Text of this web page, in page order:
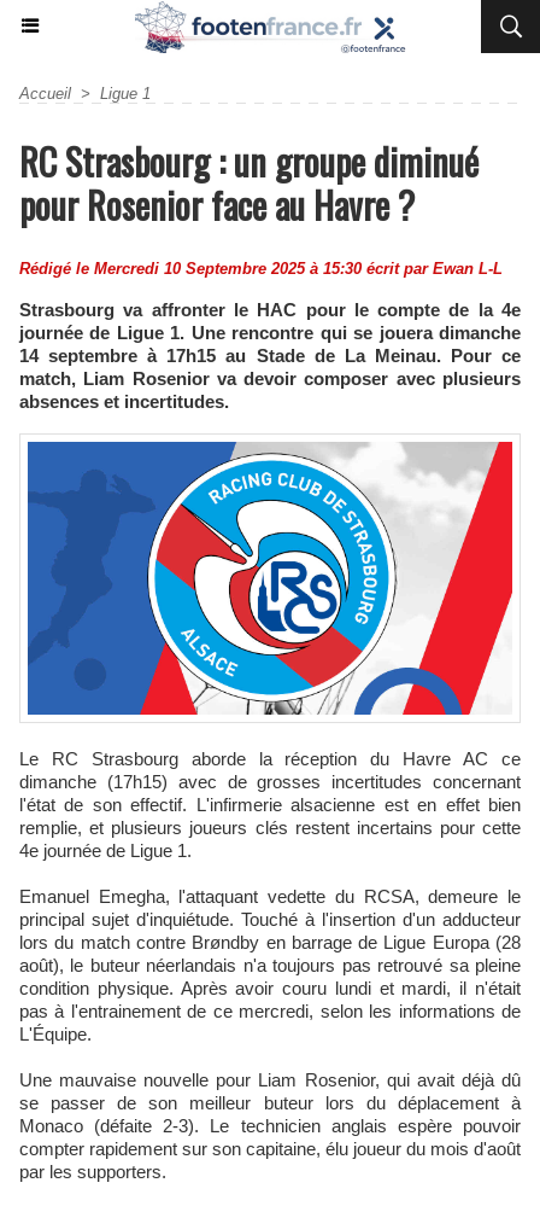
Accueil > Ligue 1
RC Strasbourg : un groupe diminué
pour Rosenior face au Havre ?
Rédigé le Mercredi 10 Septembre 2025 à 15:30 écrit par Ewan L-L
Strasbourg va affronter le HAC pour le compte de la 4e
journée de Ligue 1. Une rencontre qui se jouera dimanche
14 septembre à 17h15 au Stade de La Meinau. Pour ce
match, Liam Rosenior va devoir composer avec plusieurs
absences et incertitudes.
Le RC Strasbourg aborde la réception du Havre AC ce
dimanche (17h15) avec de grosses incertitudes concernant
l'état de son effectif. L'infirmerie alsacienne est en effet bien
remplie, et plusieurs joueurs clés restent incertains pour cette
4e journée de Ligue 1.
Emanuel Emegha, l'attaquant vedette du RCSA, demeure le
principal sujet d'inquiétude. Touché à l'insertion d'un adducteur
lors du match contre Brøndby en barrage de Ligue Europa (28
août), le buteur néerlandais n'a toujours pas retrouvé sa pleine
condition physique. Après avoir couru lundi et mardi, il n'était
pas à l'entrainement de ce mercredi, selon les informations de
L'Équipe.
Une mauvaise nouvelle pour Liam Rosenior, qui avait déjà dû
se passer de son meilleur buteur lors du déplacement à
Monaco (défaite 2-3). Le technicien anglais espère pouvoir
compter rapidement sur son capitaine, élu joueur du mois d'août
par les supporters.